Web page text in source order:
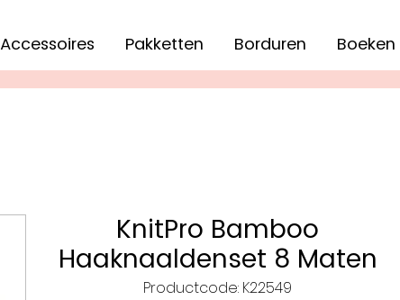
Accessoires Pakketten Borduren Boeken
KnitPro Bamboo
Haaknaaldenset 8 Maten
Productcode: K22549